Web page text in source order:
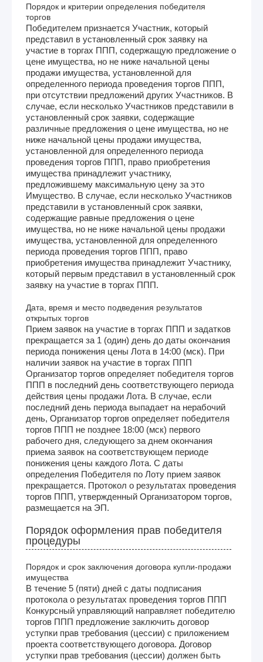
Порядок и критерии определения победителя
торгов
Победителем признается Участник, который
представил в установленный срок заявку на
участие в торгах ППП, содержащую предложение о
цене имущества, но не ниже начальной цены
продажи имущества, установленной для
определенного периода проведения торгов ППП,
при отсутствии предложений других Участников. В
случае, если несколько Участников представили в
установленный срок заявки, содержащие
различные предложения о цене имущества, но не
ниже начальной цены продажи имущества,
установленной для определенного периода
проведения торгов ППП, право приобретения
имущества принадлежит участнику,
предложившему максимальную цену за это
Имущество. В случае, если несколько Участников
представили в установленный срок заявки,
содержащие равные предложения о цене
имущества, но не ниже начальной цены продажи
имущества, установленной для определенного
периода проведения торгов ППП, право
приобретения имущества принадлежит Участнику,
который первым представил в установленный срок
заявку на участие в торгах ППП.
Дата, время и место подведения результатов
открытых торгов
Прием заявок на участие в торгах ППП и задатков
прекращается за 1 (один) день до даты окончания
периода понижения цены Лота в 14:00 (мск). При
наличии заявок на участие в торгах ППП
Организатор торгов определяет победителя торгов
ППП в последний день соответствующего периода
действия цены продажи Лота. В случае, если
последний день периода выпадает на нерабочий
день, Организатор торгов определяет победителя
торгов ППП не позднее 18:00 (мск) первого
рабочего дня, следующего за днем окончания
приема заявок на соответствующем периоде
понижения цены каждого Лота. С даты
определения Победителя по Лоту прием заявок
прекращается. Протокол о результатах проведения
торгов ППП, утвержденный Организатором торгов,
размещается на ЭП.
Порядок оформления прав победителя
процедуры
Порядок и срок заключения договора купли-продажи
имущества
В течение 5 (пяти) дней с даты подписания
протокола о результатах проведения торгов ППП
Конкурсный управляющий направляет победителю
торгов ППП предложение заключить договор
уступки прав требования (цессии) с приложением
проекта соответствующего договора. Договор
уступки прав требования (цессии) должен быть